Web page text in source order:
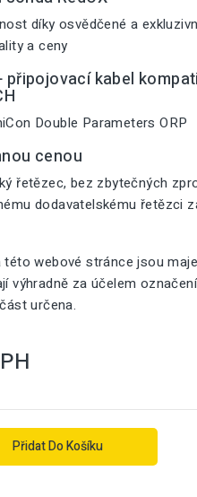
díky osvědčené a
a ceny
připojovací kabel
Double Parameters ORP
cenou
řetězec, bez zbytečných
dodavatelskému řetězci
této webové stránce jsou
výhradně za účelem
určena.
Přidat Do Košíku